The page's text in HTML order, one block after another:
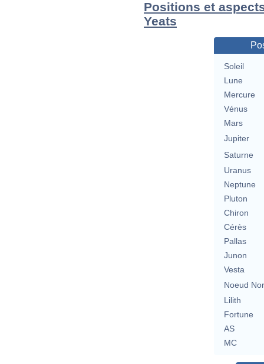
Positions et
Yeats
Soleil
Lune
Mercure
Vénus
Mars
Jupiter
Saturne
Uranus
Neptune
Pluton
Chiron
Cérès
Pallas
Junon
Vesta
Noeud
Lilith
Fortune
AS
MC